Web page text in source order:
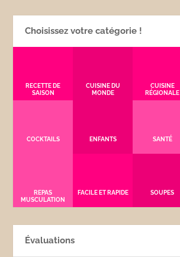
Choisissez votre catégorie !
RECETTE DE
SAISON
CUISINE DU
MONDE
CUISINE
RÉGIONALE
COCKTAILS ENFANTS SANTÉ
REPAS
MUSCULATION
FACILE ET RAPIDE SOUPES
Évaluations